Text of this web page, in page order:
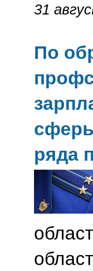
31
По
ряда